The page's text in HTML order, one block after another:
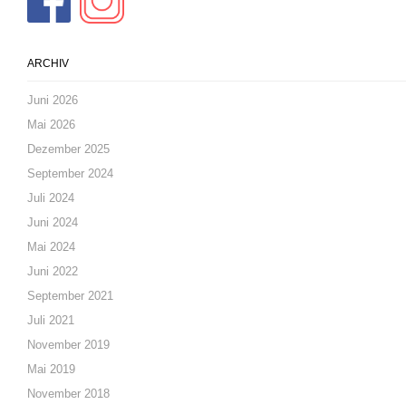
ARCHIV
Juni 2026
Mai 2026
Dezember 2025
September 2024
Juli 2024
Juni 2024
Mai 2024
Juni 2022
September 2021
Juli 2021
November 2019
Mai 2019
November 2018